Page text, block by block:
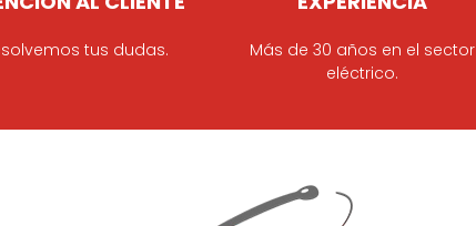
tus dudas.
Más de 30 años en el sector
eléctrico.